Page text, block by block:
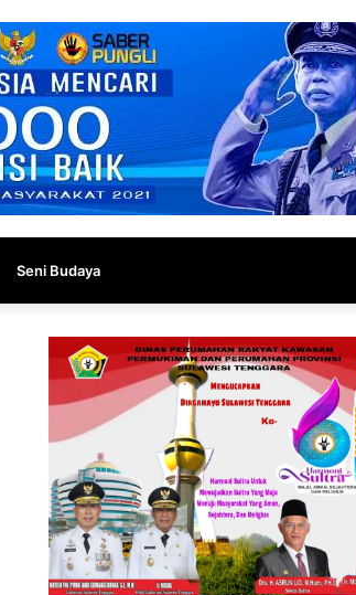
Seni Budaya